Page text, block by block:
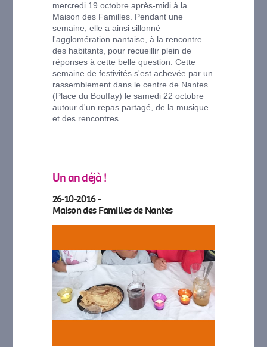
mercredi 19 octobre après-midi à la
Maison des Familles. Pendant une
semaine, elle a ainsi sillonné
l'agglomération nantaise, à la rencontre
des habitants, pour recueillir plein de
réponses à cette belle question. Cette
semaine de festivités s'est achevée par un
rassemblement dans le centre de Nantes
(Place du Bouffay) le samedi 22 octobre
autour d'un repas partagé, de la musique
et des rencontres.
Un an déjà !
26-10-2016 -
Maison des Familles de Nantes